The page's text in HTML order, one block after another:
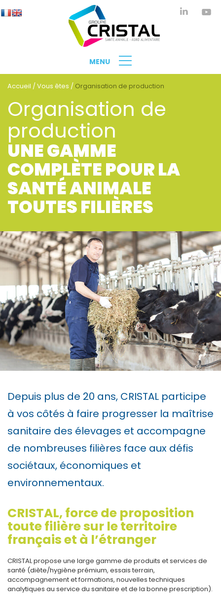
MENU
Accueil /Vous êtes / Organisation de production
Organisation de
production
UNE GAMME
COMPLÈTE POUR LA
SANTÉ ANIMALE
TOUTES FILIÈRES
Depuis plus de 20 ans, CRISTAL participe
à vos côtés à faire progresser la maîtrise
sanitaire des élevages et accompagne
de nombreuses filières face aux défis
sociétaux, économiques et
environnementaux.
CRISTAL, force de proposition
toute filière sur le territoire
français et à l’étranger
CRISTAL propose une large gamme de produits et services de
santé (diète/hygiène prémium, essais terrain,
accompagnement et formations, nouvelles techniques
analytiques au service du sanitaire et de la bonne prescription).